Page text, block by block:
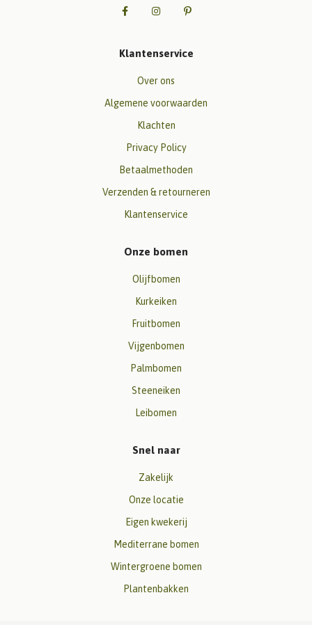
Klantenservice
Over ons
Algemene voorwaarden
Klachten
Privacy Policy
Betaalmethoden
Verzenden & retourneren
Klantenservice
Onze bomen
Olijfbomen
Kurkeiken
Fruitbomen
Vijgenbomen
Palmbomen
Steeneiken
Leibomen
Snel naar
Zakelijk
Onze locatie
Eigen kwekerij
Mediterrane bomen
Wintergroene bomen
Plantenbakken